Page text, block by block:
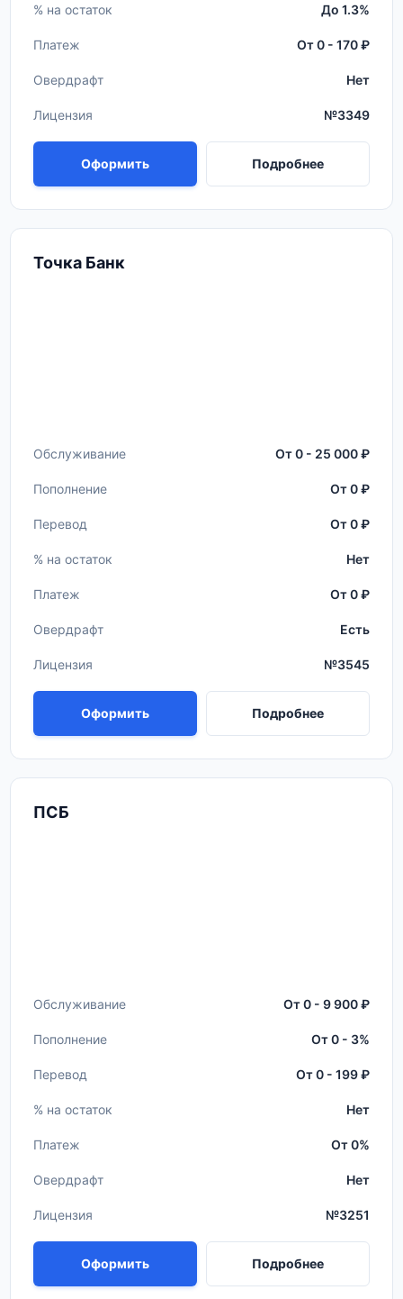
% на остаток До 1.3%
Платеж От 0 - 170 ₽
Овердрафт Нет
Лицензия №3349
Оформить Подробнее
Точка Банк
Обслуживание От 0 - 25 000 ₽
Пополнение От 0 ₽
Перевод От 0 ₽
% на остаток Нет
Платеж От 0 ₽
Овердрафт Есть
Лицензия №3545
Оформить Подробнее
ПСБ
Обслуживание От 0 - 9 900 ₽
Пополнение От 0 - 3%
Перевод От 0 - 199 ₽
% на остаток Нет
Платеж От 0%
Овердрафт Нет
Лицензия №3251
Оформить Подробнее